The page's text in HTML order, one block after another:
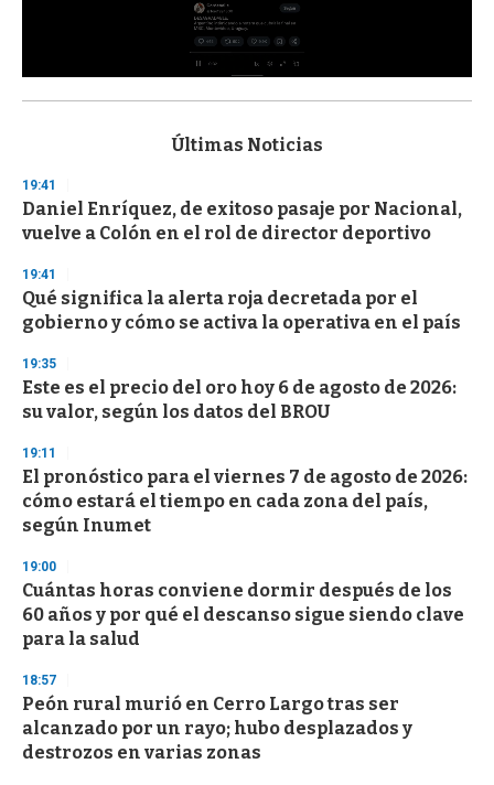
s
d
s
o
f
3
s
c
n
d
Últimas Noticias
19:41
Daniel Enríquez, de exitoso pasaje por Nacional,
vuelve a Colón en el rol de director deportivo
19:41
Qué significa la alerta roja decretada por el
gobierno y cómo se activa la operativa en el país
19:35
Este es el precio del oro hoy 6 de agosto de 2026:
su valor, según los datos del BROU
19:11
El pronóstico para el viernes 7 de agosto de 2026:
cómo estará el tiempo en cada zona del país,
según Inumet
19:00
Cuántas horas conviene dormir después de los
60 años y por qué el descanso sigue siendo clave
para la salud
18:57
Peón rural murió en Cerro Largo tras ser
alcanzado por un rayo; hubo desplazados y
destrozos en varias zonas